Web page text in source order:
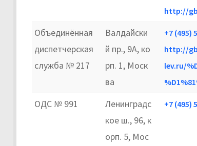
http://
Объединённая
диспетчерская
служба № 217
Валдайски
й пр., 9А, ко
рп. 1, Моск
ва
+7 (495)
http://
lev.ru/
ОДС № 991
Ленинградс
кое ш., 96, к
орп. 5, Мос
+7 (495)